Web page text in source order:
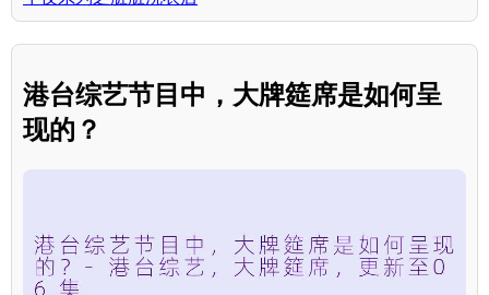
港台综艺节目中，大牌筵席是如何呈
现的？